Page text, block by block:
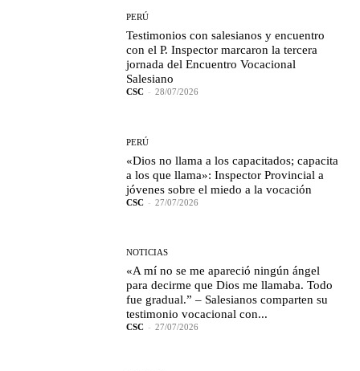
PERÚ
Testimonios con salesianos y encuentro
con el P. Inspector marcaron la tercera
jornada del Encuentro Vocacional
Salesiano
CSC - 28/07/2026
PERÚ
«Dios no llama a los capacitados; capacita
a los que llama»: Inspector Provincial a
jóvenes sobre el miedo a la vocación
CSC - 27/07/2026
NOTICIAS
«A mí no se me apareció ningún ángel
para decirme que Dios me llamaba. Todo
fue gradual.” – Salesianos comparten su
testimonio vocacional con...
CSC - 27/07/2026